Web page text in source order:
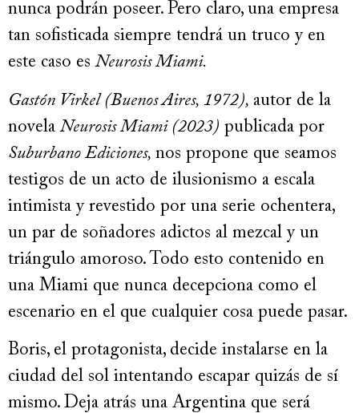
nunca podrán poseer. Pero claro, una empresa
tan sofisticada siempre tendrá un truco y en
este caso esNeurosis Miami.
Gastón Virkel (Buenos Aires, 1972), autor de la
novelaNeurosis Miami (2023) publicada por
Suburbano Ediciones, nos propone que seamos
testigos de un acto de ilusionismo a escala
intimista y revestido por una serie ochentera,
un par de soñadores adictos al mezcal y un
triángulo amoroso. Todo esto contenido en
una Miami que nunca decepciona como el
escenario en el que cualquier cosa puede pasar.
Boris, el protagonista, decide instalarse en la
ciudad del sol intentando escapar quizás de sí
mismo. Deja atrás una Argentina que será